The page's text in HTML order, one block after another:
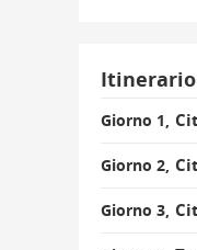
Itinerario
Giorno 1,
Giorno 2,
Giorno 3,